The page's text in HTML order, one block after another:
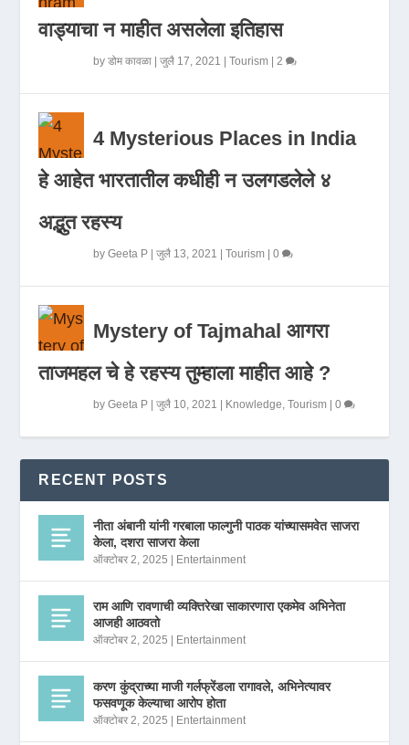
वाड्याचा न माहीत असलेला इतिहास
byडोम कावळा |जुलै 17, 2021 |Tourism | 2
4 Mysterious Places in India
हे आहेत भारतातील कधीही न उलगडलेले ४
अद्भुत रहस्य
byGeeta P |जुलै 13, 2021 |Tourism |0
Mystery of Tajmahal आगरा
ताजमहल चे हे रहस्य तुम्हाला माहीत आहे ?
byGeeta P |जुलै 10, 2021 | Knowledge ,Tourism |0
RECENT POSTS
नीता अंबानी यांनी गरबाला फाल्गुनी पाठक यांच्यासमवेत साजरा
केला, दशरा साजरा केला
ऑक्टोबर 2, 2025 | Entertainment
राम आणि रावणाची व्यक्तिरेखा साकारणारा एकमेव अभिनेता
आजही आठवतो
ऑक्टोबर 2, 2025 | Entertainment
करण कुंद्राच्या माजी गर्लफ्रेंडला रागावले, अभिनेत्यावर
फसवणूक केल्याचा आरोप होता
ऑक्टोबर 2, 2025 | Entertainment